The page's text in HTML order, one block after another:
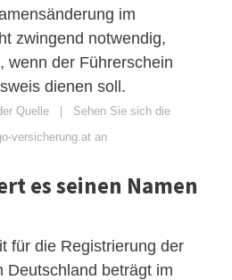
im
zwingend notwendig,
wenn der Führerschein
dienen soll.
Quelle | Sehen Sie sich die
versicherung.at an
es seinen Namen
für die Registrierung der
Deutschland beträgt im